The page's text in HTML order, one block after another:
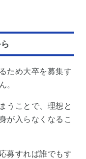
ため大卒を募集す
。
うことで、理想と
が入らなくなるこ
募すれば誰でもす